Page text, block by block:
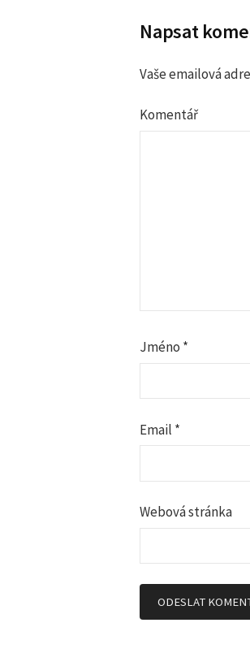
a
v
i
g
p
r
p
í
p
ě
Napsat
Vaše emailová
Komentář
Jméno *
Email *
Webová stránka